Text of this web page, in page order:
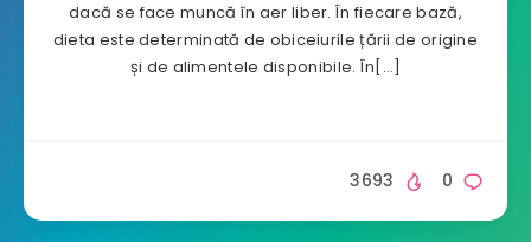
dacă se face muncă în aer liber. În fiecare bază,
dieta este determinată de obiceiurile țării de origine
și de alimentele disponibile. În[…]
0
3693